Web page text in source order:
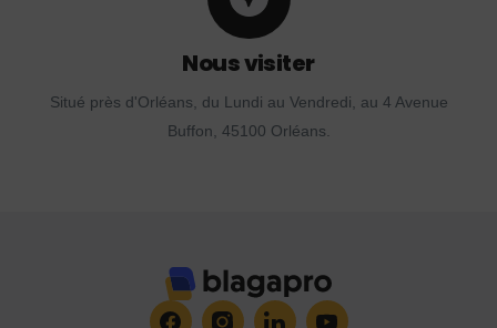
Nous visiter
Situé près d'Orléans, du Lundi au Vendredi, au 4 Avenue
Buffon, 45100 Orléans.